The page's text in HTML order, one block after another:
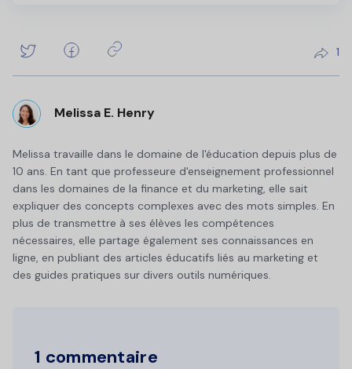
1
Melissa E. Henry
Melissa travaille dans le domaine de l'éducation depuis plus de
10 ans. En tant que professeure d'enseignement professionnel
dans les domaines de la finance et du marketing, elle sait
expliquer des concepts complexes avec des mots simples. En
plus de transmettre à ses élèves les compétences
nécessaires, elle partage également ses connaissances en
ligne, en publiant des articles éducatifs liés au marketing et
des guides pratiques sur divers outils numériques.
1 commentaire